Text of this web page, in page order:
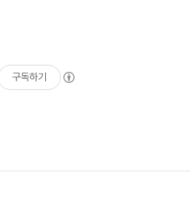
구독하기